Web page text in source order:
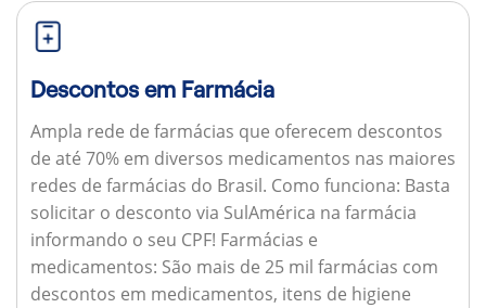
Descontos em Farmácia
Ampla rede de farmácias que oferecem descontos
de até 70% em diversos medicamentos nas maiores
redes de farmácias do Brasil. Como funciona: Basta
solicitar o desconto via SulAmérica na farmácia
informando o seu CPF! Farmácias e
medicamentos: São mais de 25 mil farmácias com
descontos em medicamentos, itens de higiene